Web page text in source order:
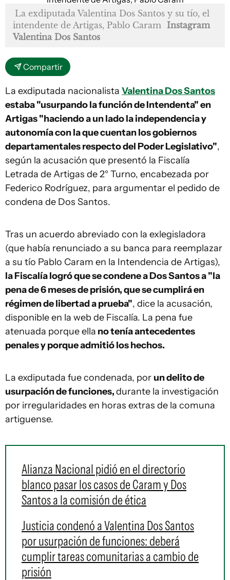
La exdiputada Valentina Dos Santos y su tío, el
intendente de Artigas, Pablo Caram Instagram
Valentina Dos Santos
Compartir
La exdiputada nacionalista Valentina Dos Santos
estaba "usurpando la función de Intendenta" en
Artigas "haciendo a un lado la independencia y
autonomía con la que cuentan los gobiernos
departamentales respecto del Poder Legislativo",
según la acusación que presentó la Fiscalía
Letrada de Artigas de 2° Turno, encabezada por
Federico Rodríguez, para argumentar el pedido de
condena de Dos Santos.
Tras un acuerdo abreviado con la exlegisladora
(que había renunciado a su banca para reemplazar
a su tío Pablo Caram en la Intendencia de Artigas),
la Fiscalía logró que se condene a Dos Santos a "la
pena de 6 meses de prisión, que se cumplirá en
régimen de libertad a prueba", dice la acusación,
disponible en la web de Fiscalía. La pena fue
atenuada porque ella no tenía antecedentes
penales y porque admitió los hechos.
La exdiputada fue condenada, por un delito de
usurpación de funciones,durante la investigación
por irregularidades en horas extras de la comuna
artiguense.
Alianza Nacional pidió en el directorio
blanco pasar los casos de Caram y Dos
Santos a la comisión de ética
Justicia condenó a Valentina Dos Santos
por usurpación de funciones: deberá
cumplir tareas comunitarias a cambio de
prisión